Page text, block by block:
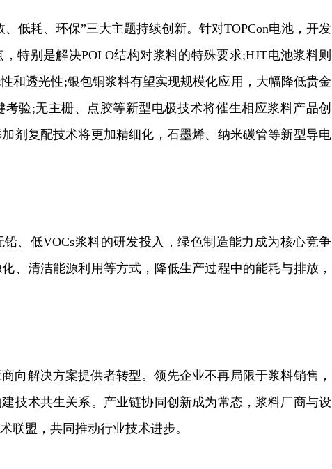
低耗、环保”三大主题持续创新。针对TOPCon电池，开发
特别是解决POLO结构对浆料的特殊要求;HJT电池浆料则
和透光性;银包铜浆料有望实现规模化应用，大幅降低贵金
验;无主栅、点胶等新型电极技术将催生相应浆料产品创
剂复配技术将更加精细化，石墨烯、纳米碳管等新型导电
、低VOCs浆料的研发投入，绿色制造能力成为核心竞争
、清洁能源利用等方式，降低生产过程中的能耗与排放，
向解决方案提供者转型。领先企业不再局限于浆料销售，
技术共生关系。产业链协同创新成为常态，浆料厂商与设
联盟，共同推动行业技术进步。